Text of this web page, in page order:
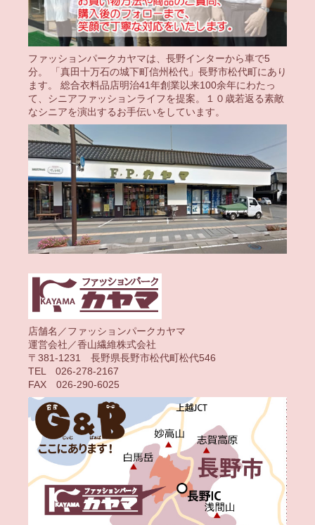
ファッションパークカヤマは、長野インターから車で5
分。 「真田十万石の城下町信州松代」長野市松代町にあり
ます。 総合衣料品店明治41年創業以来100余年にわたっ
て、シニアファッションライフを提案。１０歳若返る素敵
なシニアを演出するお手伝いをしています。
店舗名／ファッションパークカヤマ
運営会社／香山繊維株式会社
〒381-1231 長野県長野市松代町松代546
TEL 026-278-2167
FAX 026-290-6025